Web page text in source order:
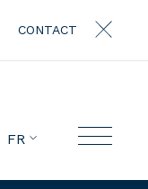
CONTACT
FR